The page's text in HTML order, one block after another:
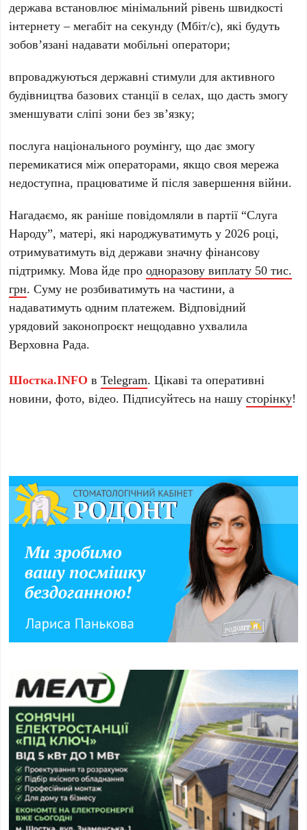
держава встановлює мінімальний рівень швидкості
інтернету – мегабіт на секунду (Мбіт/с), які будуть
зобов’язані надавати мобільні оператори;
впроваджуються державні стимули для активного
будівництва базових станції в селах, що дасть змогу
зменшувати сліпі зони без зв’язку;
послуга національного роумінгу, що дає змогу
перемикатися між операторами, якщо своя мережа
недоступна, працюватиме й після завершення війни.
Нагадаємо, як раніше повідомляли в партії “Слуга
Народу”, матері, які народжуватимуть у 2026 році,
отримуватимуть від держави значну фінансову
підтримку. Мова йде проодноразову виплату 50 тис.
грн. Суму не розбиватимуть на частини, а
надаватимуть одним платежем. Відповідний
урядовий законопроєкт нещодавно ухвалила
Верховна Рада.
Шостка.INFO вTelegram. Цікаві та оперативні
новини, фото, відео. Підписуйтесь на нашусторінку!